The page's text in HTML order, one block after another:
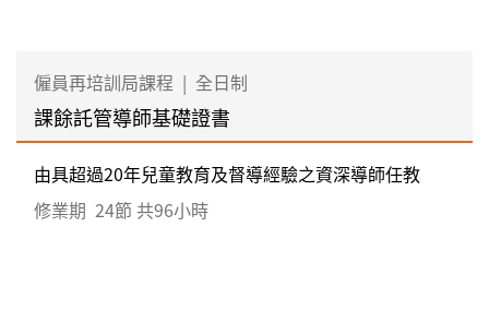
僱員再培訓局課程 | 全日制
課餘託管導師基礎證書
由具超過20年兒童教育及督導經驗之資深導師任教
修業期 24節 共96小時